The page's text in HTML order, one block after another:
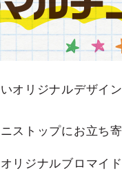
オリジナルデザイ
ストップにお立ち
リジナルブロマイ